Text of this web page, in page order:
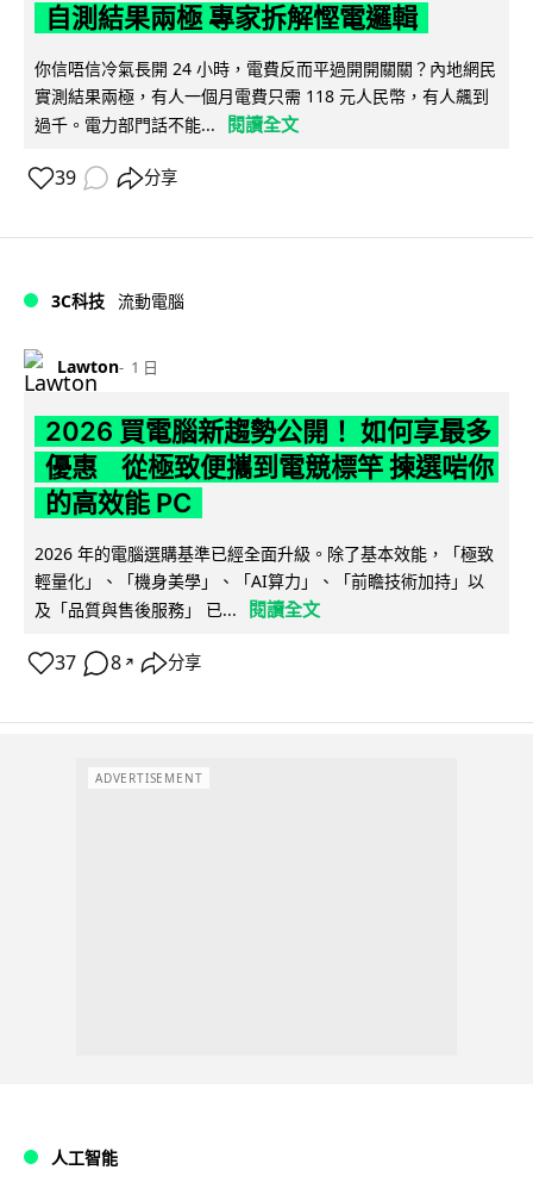
自測結果兩極 專家拆解慳電邏輯
你信唔信冷氣長開 24 小時，電費反而平過開開關關？內地網民
實測結果兩極，有人一個月電費只需 118 元人民幣，有人飆到
過千。電力部門話不能...
閱讀全文
39 分享
3C科技 流動電腦
Lawton 1 日
2026 買電腦新趨勢公開！ 如何享最多
優惠 從極致便攜到電競標竿 揀選啱你
的高效能 PC
2026 年的電腦選購基準已經全面升級。除了基本效能，「極致
輕量化」、「機身美學」、「AI算力」、「前瞻技術加持」以
及「品質與售後服務」 已...
閱讀全文
37 8 ↗ 分享
ADVERTISEMENT
人工智能